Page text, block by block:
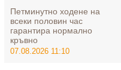
Петминутно ходене на
всеки половин час
гарантира нормално
кръвно
07.08.2026 11:10